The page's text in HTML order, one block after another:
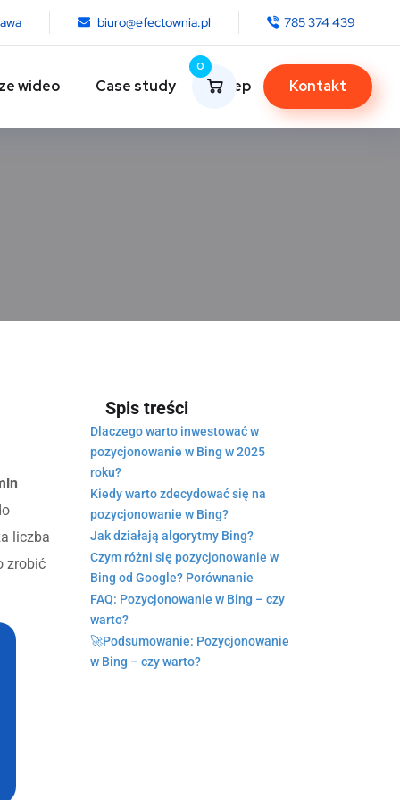
biuro@efectownia.pl 785 374 439
wideo Case study Sklep
0
Kontakt
liczba
zrobić
Spis treści
Dlaczego warto inwestować w
pozycjonowanie w Bing w 2025
roku?
Kiedy warto zdecydować się na
pozycjonowanie w Bing?
Jak działają algorytmy Bing?
Czym różni się pozycjonowanie w
Bing od Google? Porównanie
FAQ: Pozycjonowanie w Bing – czy
warto?
🚀Podsumowanie: Pozycjonowanie
w Bing – czy warto?